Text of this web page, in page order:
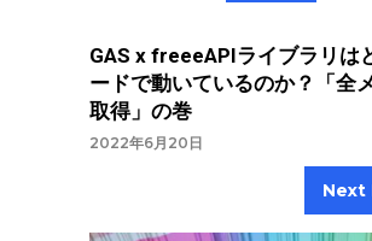
GAS x freeeAPIライブラリは
ードで動いているのか？「全
取得」の巻
2022年6月20日
Next